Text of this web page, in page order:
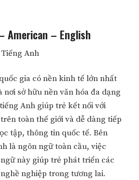
American – English
Anh
gia có nền kinh tế lớn nhất
nơi sở hữu nền văn hóa đa dạng
Anh giúp trẻ kết nối với
toàn thế giới và dễ dàng tiếp
tập, thông tin quốc tế. Bên
là ngôn ngữ toàn cầu, việc
này giúp trẻ phát triển các
nghiệp trong tương lai.